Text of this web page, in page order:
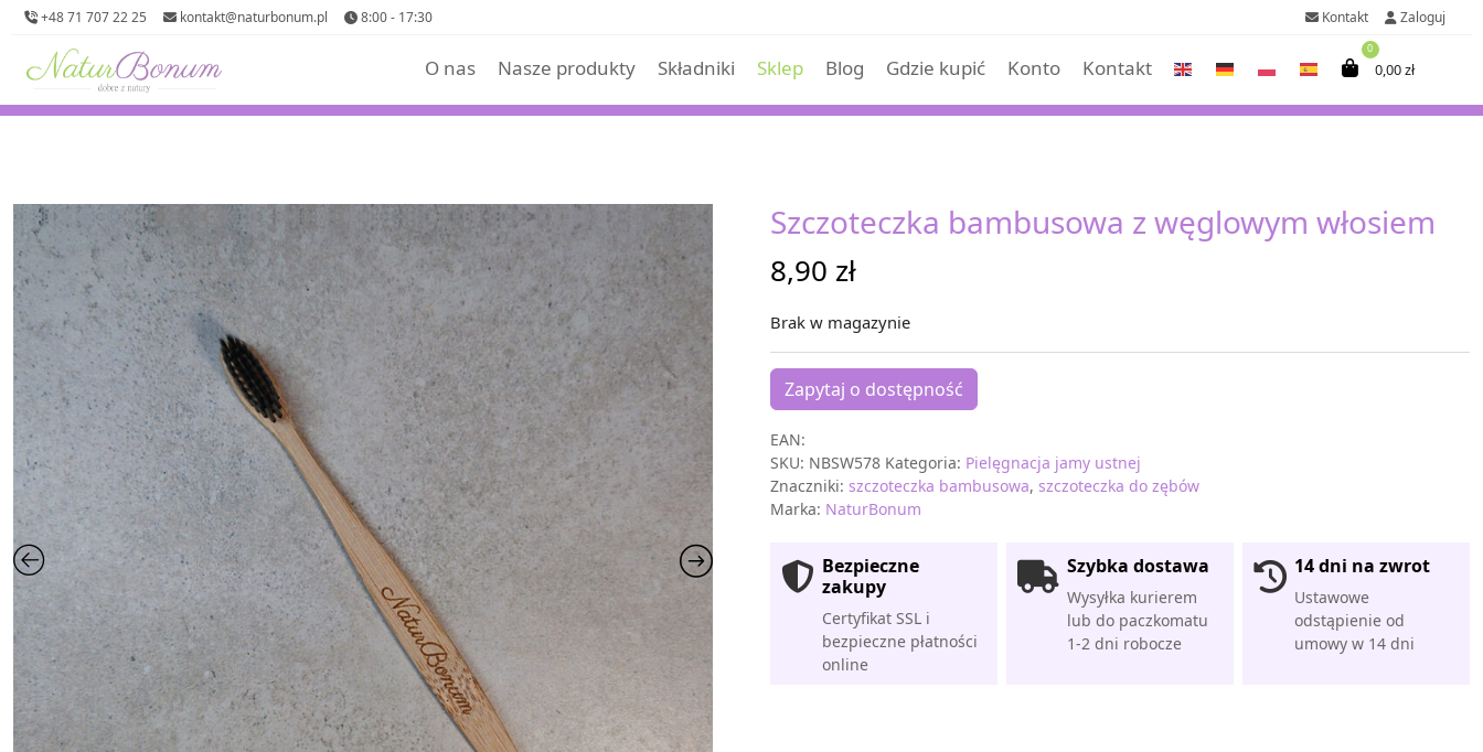
+48 71 707 22 25 kontakt@naturbonum.pl 8:00 - 17:30 Kontakt Zaloguj
O nas Nasze produkty Składniki Sklep Blog Gdzie kupić Konto Kontakt
0
0,00zł
Szczoteczka bambusowa z węglowym włosiem
8,90 zł
Brak w magazynie
Zapytaj o dostępność
EAN:
SKU: NBSW578 Kategoria: Pielęgnacja jamy ustnej
Znaczniki:szczoteczka bambusowa,szczoteczka do zębów
Marka: NaturBonum
Bezpieczne
zakupy
Certyfikat SSL i
bezpieczne płatności
online
Szybka dostawa
Wysyłka kurierem
lub do paczkomatu
1-2 dni robocze
14 dni na zwrot
Ustawowe
odstąpienie od
umowy w 14 dni